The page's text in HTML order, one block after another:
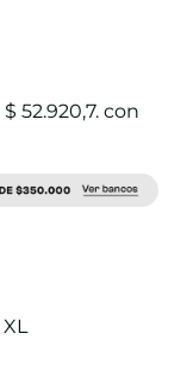
$ 52.920,7. con
XL